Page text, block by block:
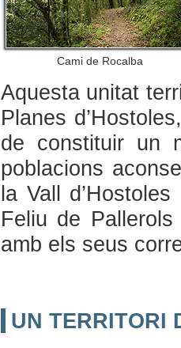
Cami de Rocalba
Aquesta unitat
Planes
de constituir un
poblacions
la Vall
Feliu de
amb els seus
UN TERRITORI